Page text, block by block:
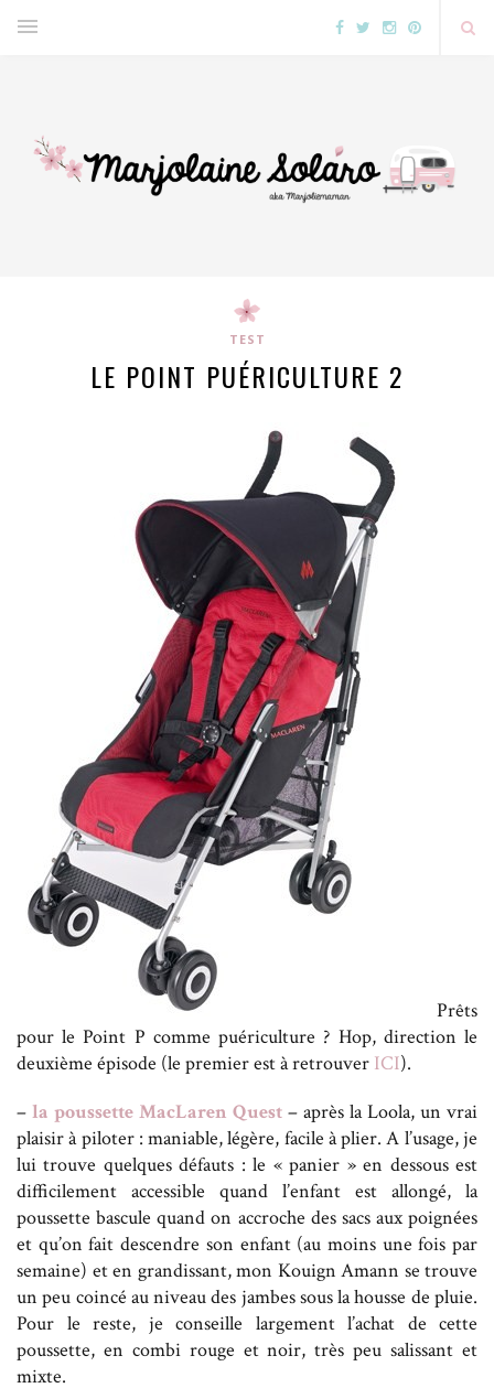
TEST
LE POINT PUÉRICULTURE 2
Prêts
pour le Point P comme puériculture ? Hop, direction le
deuxième épisode (le premier est à retrouver ICI).
– la poussette MacLaren Quest – après la Loola, un vrai
plaisir à piloter : maniable, légère, facile à plier. A l’usage, je
lui trouve quelques défauts : le « panier » en dessous est
difficilement accessible quand l’enfant est allongé, la
poussette bascule quand on accroche des sacs aux poignées
et qu’on fait descendre son enfant (au moins une fois par
semaine) et en grandissant, mon Kouign Amann se trouve
un peu coincé au niveau des jambes sous la housse de pluie.
Pour le reste, je conseille largement l’achat de cette
poussette, en combi rouge et noir, très peu salissant et
mixte.